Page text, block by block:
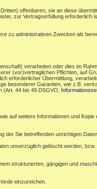
offenbaren, sie an diese
zur Vertragserfüllung erforderlich
zu administrativen Zwecken als
verarbeiten oder dies im
(vor)vertraglichen Pflichten, auf
erforderlicher Übermittlung,
besonderer Garantien, wie z.B.
(Art. 44 bis 49 DSGVO,
auf weitere Informationen und
der Sie betreffenden unrichtigen
unverzüglich gelöscht werden,
strukturierten, gängigen und
einzureichen.